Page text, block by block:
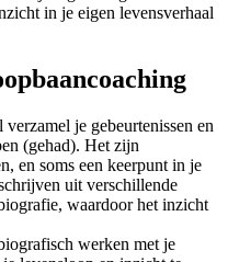
in je eigen levensverhaal
je gebeurtenissen en
(gehad). Het zijn
en soms een keerpunt in je
uit verschillende
waardoor het inzicht
werken met je